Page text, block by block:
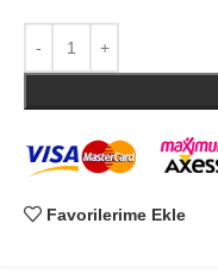
Favorilerime Ekle